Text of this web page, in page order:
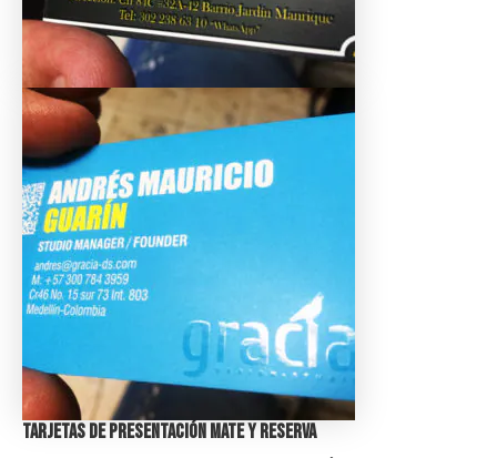
Tarjetas de Presentación Mate y Reserva